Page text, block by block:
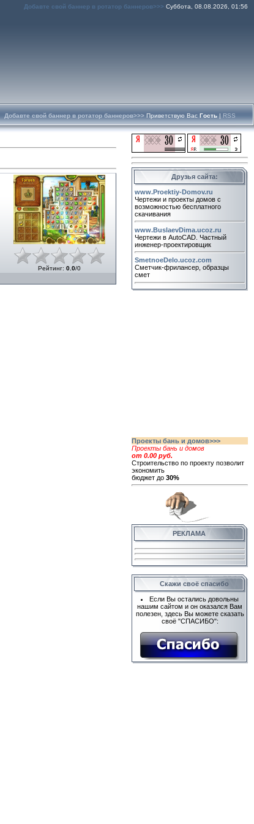
Добавте свой баннер в ротатор баннеров>>> Суббота, 08.08.2026, 01:56
Добавте свой баннер в ротатор баннеров>>> Приветствую Вас Гость | RSS
Рейтинг: 0.0/0
Друзья сайта:
www.Proektiy-Domov.ru
Чертежи и проекты домов с
возможностью бесплатного
скачивания
www.BuslaevDima.ucoz.ru
Чертежи в AutoCAD. Частный
инженер-проектировщик
SmetnoeDelo.ucoz.com
Сметчик-фрилансер, образцы
смет
Проекты бань и домов>>>
Проекты бань и домов
от 0.00 руб.
Строительство по проекту позволит
экономить
бюджет до 30%
РЕКЛАМА
Скажи своё спасибо
Если Вы остались довольны
нашим сайтом и он оказался Вам
полезен, здесь Вы можете сказать
своё "СПАСИБО":